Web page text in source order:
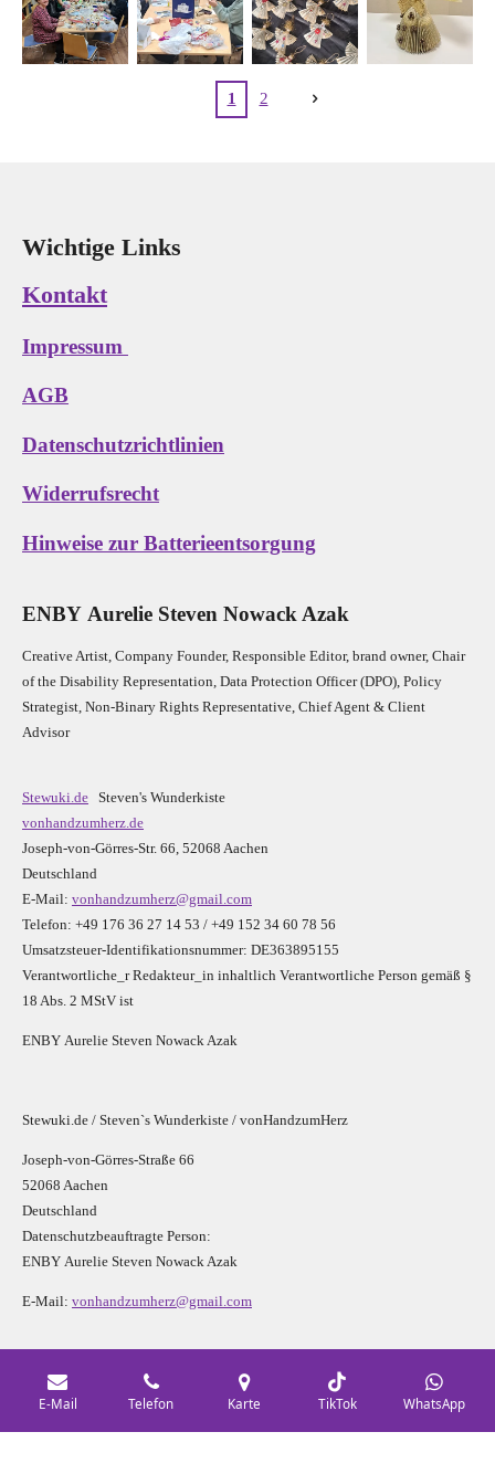
1 2
Wichtige Links
Kontakt
Impressum
AGB
Datenschutzrichtlinien
Widerrufsrecht
Hinweise zur Batterieentsorgung
ENBY Aurelie Steven Nowack Azak
Creative Artist, Company Founder, Responsible Editor, brand owner, Chair
of the Disability Representation, Data Protection Officer (DPO), Policy
Strategist, Non-Binary Rights Representative, Chief Agent & Client
Advisor
Stewuki.de Steven's Wunderkiste
vonhandzumherz.de
Joseph-von-Görres-Str. 66, 52068 Aachen
Deutschland
E-Mail: vonhandzumherz@gmail.com
Telefon: +49 176 36 27 14 53 / +49 152 34 60 78 56
Umsatzsteuer-Identifikationsnummer: DE363895155
Verantwortliche_r Redakteur_in inhaltlich Verantwortliche Person gemäß §
18 Abs. 2 MStV ist
ENBY Aurelie Steven Nowack Azak
Stewuki.de / Steven`s Wunderkiste / vonHandzumHerz
Joseph-von-Görres-Straße 66
52068 Aachen
Deutschland
Datenschutzbeauftragte Person:
ENBY Aurelie Steven Nowack Azak
E-Mail: vonhandzumherz@gmail.com
Social Media
F
I
Y
P
L
E-Mail Telefon Karte TikTok WhatsApp